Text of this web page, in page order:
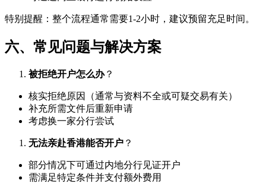
特别提醒：整个流程通常需要1-2小时，建议预留充足时间。
六、常见问题与解决方案
被拒绝开户怎么办？
核实拒绝原因（通常与资料不全或可疑交易有关）
补充所需文件后重新申请
考虑换一家分行尝试
无法亲赴香港能否开户 ？
部分情况下可通过内地分行见证开户
需满足特定条件并支付额外费用